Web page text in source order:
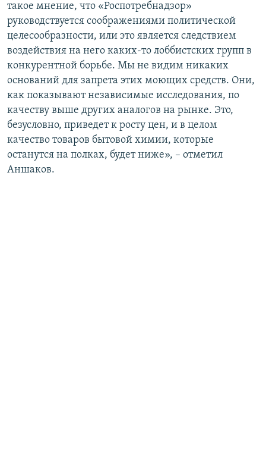
такое мнение, что «Роспотребнадзор»
руководствуется соображениями политической
целесообразности, или это является следствием
воздействия на него каких-то лоббистских групп в
конкурентной борьбе. Мы не видим никаких
оснований для запрета этих моющих средств. Они,
как показывают независимые исследования, по
качеству выше других аналогов на рынке. Это,
безусловно, приведет к росту цен, и в целом
качество товаров бытовой химии, которые
останутся на полках, будет ниже», – отметил
Аншаков.